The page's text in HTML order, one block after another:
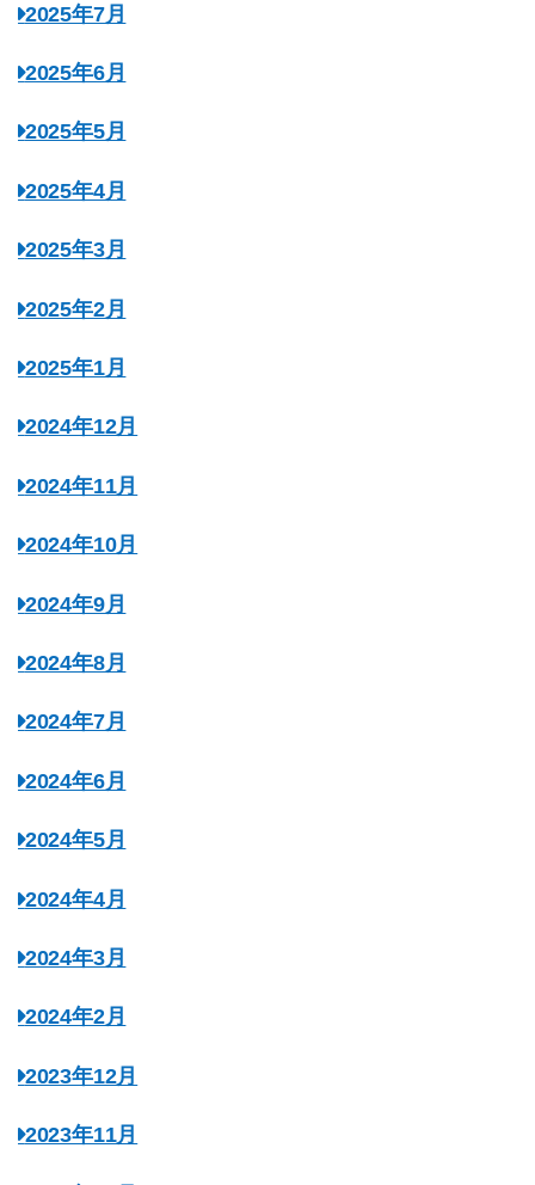
2025年7月
2025年6月
2025年5月
2025年4月
2025年3月
2025年2月
2025年1月
2024年12月
2024年11月
2024年10月
2024年9月
2024年8月
2024年7月
2024年6月
2024年5月
2024年4月
2024年3月
2024年2月
2023年12月
2023年11月